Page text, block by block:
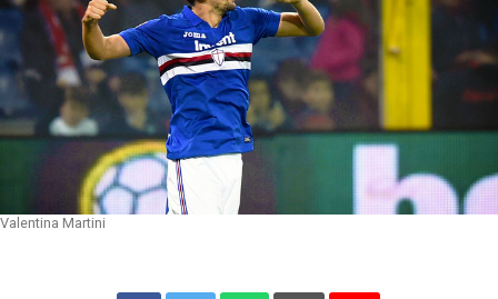
Valentina Martini